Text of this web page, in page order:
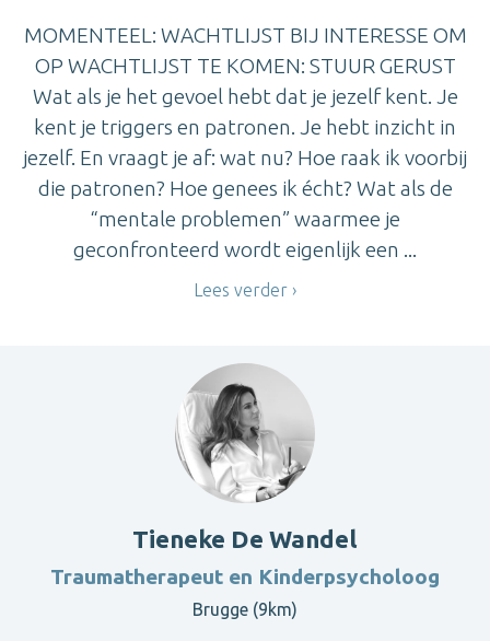
MOMENTEEL: WACHTLIJST BIJ INTERESSE OM
OP WACHTLIJST TE KOMEN: STUUR GERUST
Wat als je het gevoel hebt dat je jezelf kent. Je
kent je triggers en patronen. Je hebt inzicht in
jezelf. En vraagt je af: wat nu? Hoe raak ik voorbij
die patronen? Hoe genees ik écht? Wat als de
“mentale problemen” waarmee je
geconfronteerd wordt eigenlijk een ...
Lees verder
Tieneke De Wandel
Traumatherapeut en Kinderpsycholoog
Brugge (9km)